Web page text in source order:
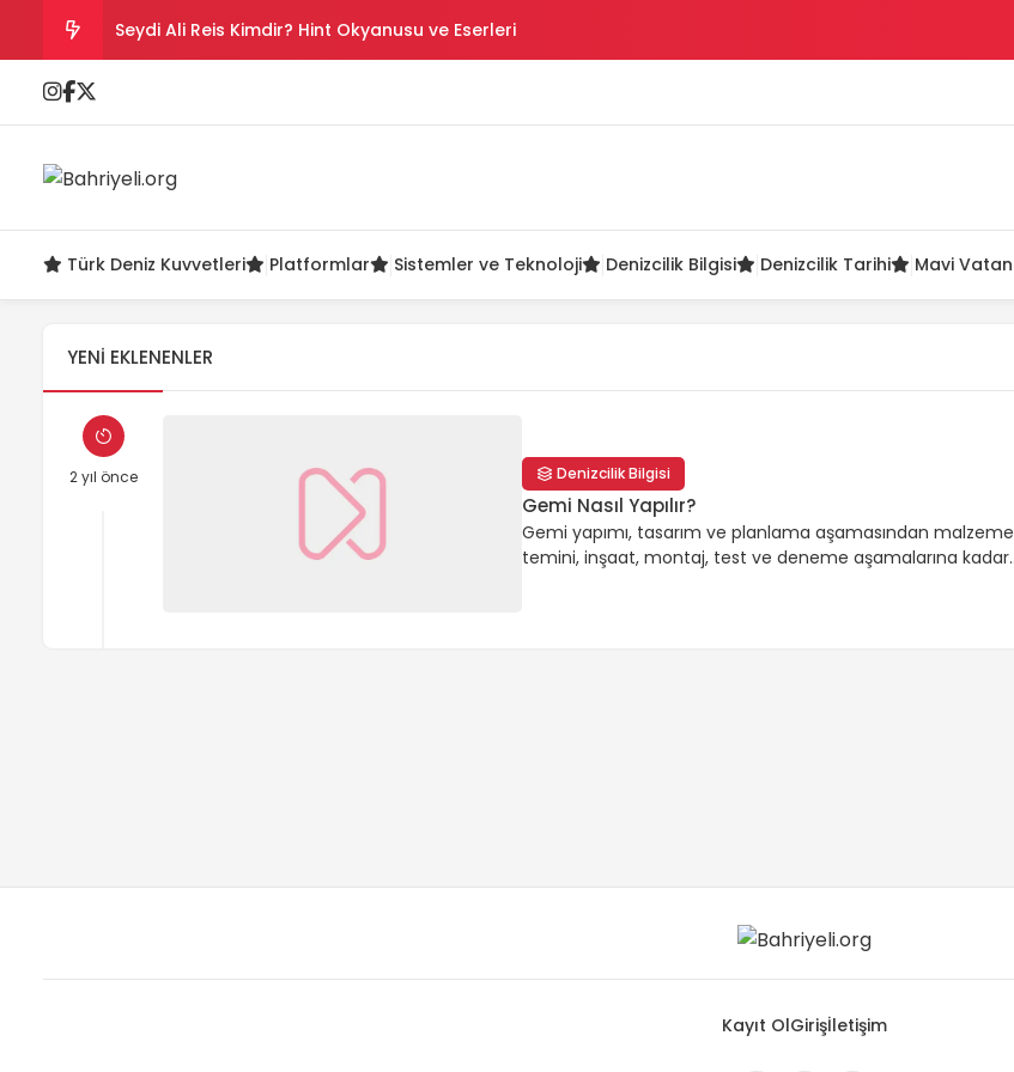
Seydi Ali Reis Kimdir? Hint Okyanusu ve Eserleri
Turgut Reis Kimdir? Hayatı, Savaşları ve Ölümü
Türk Deniz Kuvvetleri Platformlar Sistemler ve Teknoloji Denizcilik Bilgisi Denizcilik Tarihi Mavi Vatan
YENI EKLENENLER
2 yıl önce Denizcilik Bilgisi
Gemi Nasıl Yapılır?
Gemi yapımı, tasarım ve planlama aşamasından malzeme
temini, inşaat, montaj, test ve deneme aşamalarına kadar
Kayıt OlGirişİletişim